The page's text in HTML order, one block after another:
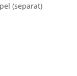
(separat)